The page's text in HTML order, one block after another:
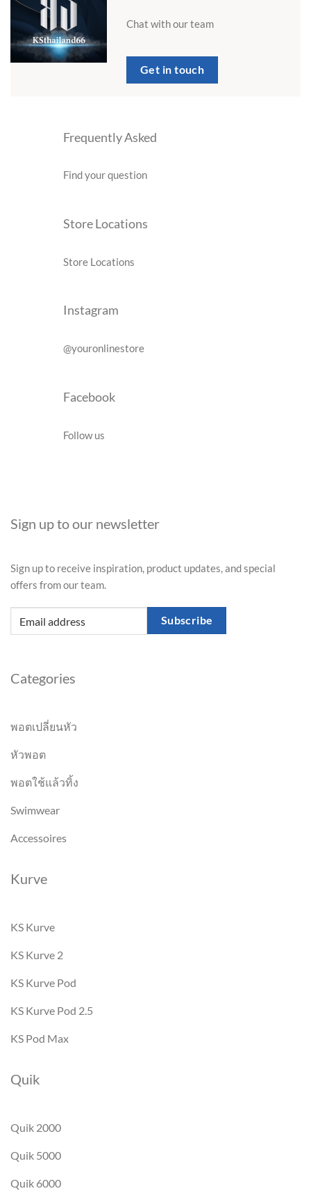
Chat with our team
Get in touch
Frequently Asked
Find your question
Store Locations
Store Locations
Instagram
@youronlinestore
Facebook
Follow us
Categories
พอตเปลี่ยนหัว
หัวพอต
พอตใช้แล้วทิ้ง
Swimwear
Accessoires
Kurve
KS Kurve
KS Kurve 2
KS Kurve Pod
KS Kurve Pod 2.5
KS Pod Max
Quik
Quik 2000
Quik 5000
Quik 6000
Sign up to our newsletter
Sign up to receive inspiration, product updates, and special
offers from our team.
Subscribe